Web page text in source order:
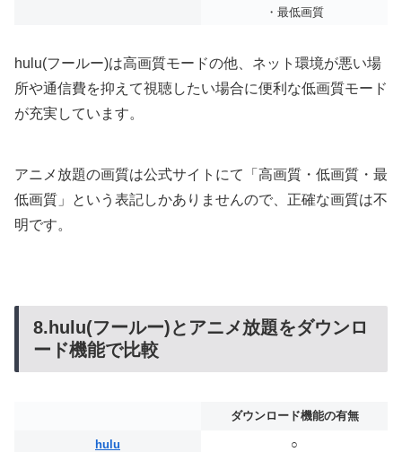
・最低画質
hulu(フールー)は高画質モードの他、ネット環境が悪い場
所や通信費を抑えて視聴したい場合に便利な低画質モード
が充実しています。
アニメ放題の画質は公式サイトにて「高画質・低画質・最
低画質」という表記しかありませんので、正確な画質は不
明です。
8.hulu(フールー)とアニメ放題をダウンロ
ード機能で比較
ダウンロード機能の有無
hulu ○